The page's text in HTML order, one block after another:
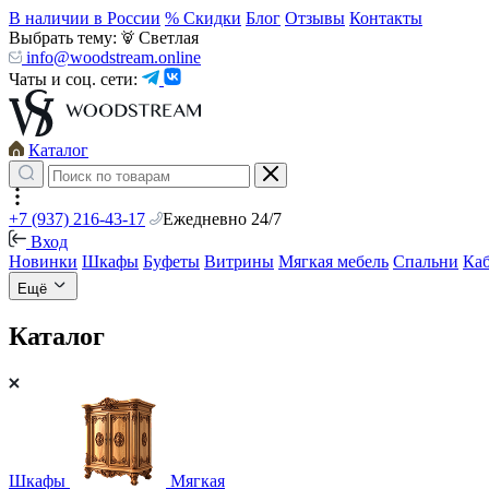
В наличии в России % Скидки Блог Отзывы Контакты
Выбрать тему:
Светлая
info@woodstream.online
Чаты и соц. сети:
Каталог
+7 (937) 216-43-17
Ежедневно 24/7
Вход
Новинки Шкафы Буфеты Витрины Мягкая мебель Спальни
Ещё
Каталог
Шкафы Мягкая